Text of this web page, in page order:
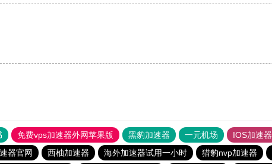
免费vps加速器外网苹果版 黑豹加速器 一元机场 IOS加速器
器官网 西柚加速器 海外加速器试用一小时 猎豹nvp加速器